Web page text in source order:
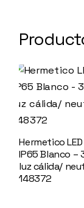
Hermetico
IP65 Blanco –
luz cálida/
148372